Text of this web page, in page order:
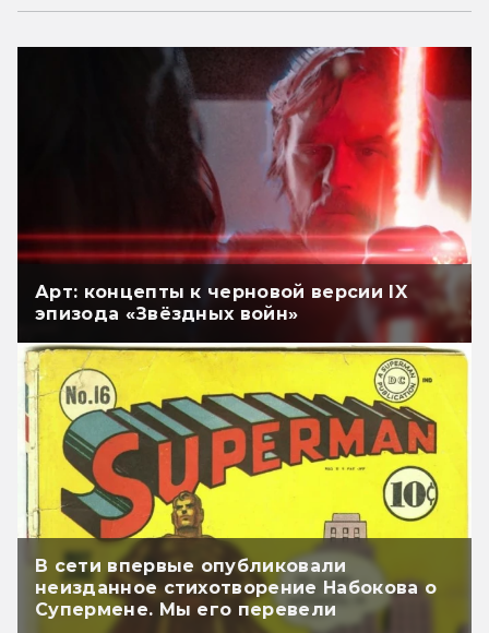
Арт: концепты к черновой версии IX
эпизода «Звёздных войн»
В сети впервые опубликовали
неизданное стихотворение Набокова о
Супермене. Мы его перевели